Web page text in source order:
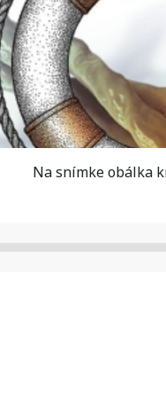
Na snímke obálka